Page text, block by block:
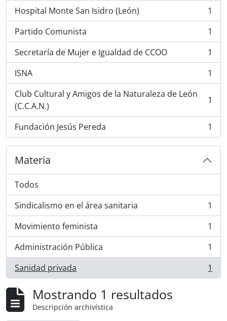
Hospital Monte San Isidro (León)
, 1 resultados
1
Partido Comunista
, 1 resultados
1
Secretaría de Mujer e Igualdad de CCOO
, 1 resultados
1
ISNA
, 1 resultados
1
Club Cultural y Amigos de la Naturaleza de León
(C.C.A.N.)
, 1 resultados 1
Fundación Jesús Pereda
, 1 resultados 1
Materia
Todos
Sindicalismo en el área sanitaria
, 1 resultados
1
Movimiento feminista
, 1 resultados
1
Administración Pública
, 1 resultados
1
Sanidad privada
, 1 resultados 1
Mostrando 1 resultados
Descripción archivística